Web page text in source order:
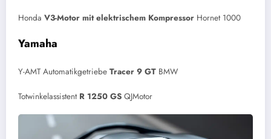
Honda V3-Motor mit elektrischem Kompressor Hornet 1000
Yamaha
Y-AMT Automatikgetriebe Tracer 9 GT BMW
Totwinkelassistent R 1250 GS QJMotor